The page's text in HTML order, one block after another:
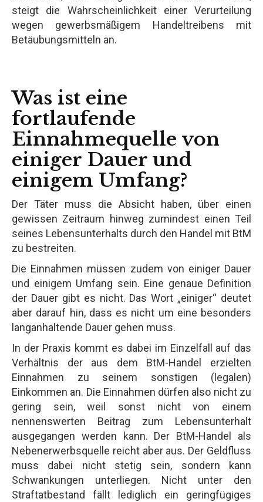
steigt die Wahrscheinlichkeit einer Verurteilung
wegen gewerbsmäßigem Handeltreibens mit
Betäubungsmitteln an.
Was ist eine
fortlaufende
Einnahmequelle von
einiger Dauer und
einigem Umfang?
Der Täter muss die Absicht haben, über einen
gewissen Zeitraum hinweg zumindest einen Teil
seines Lebensunterhalts durch den Handel mit BtM
zu bestreiten.
Die Einnahmen müssen zudem von einiger Dauer
und einigem Umfang sein. Eine genaue Definition
der Dauer gibt es nicht. Das Wort „einiger“ deutet
aber darauf hin, dass es nicht um eine besonders
langanhaltende Dauer gehen muss.
In der Praxis kommt es dabei im Einzelfall auf das
Verhältnis der aus dem BtM-Handel erzielten
Einnahmen zu seinem sonstigen (legalen)
Einkommen an. Die Einnahmen dürfen also nicht zu
gering sein, weil sonst nicht von einem
nennenswerten Beitrag zum Lebensunterhalt
ausgegangen werden kann. Der BtM-Handel als
Nebenerwerbsquelle reicht aber aus. Der Geldfluss
muss dabei nicht stetig sein, sondern kann
Schwankungen unterliegen. Nicht unter den
Straftatbestand fällt lediglich ein geringfügiges